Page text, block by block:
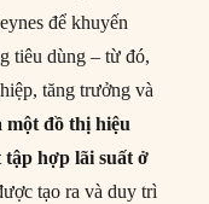
để khuyến
tiêu dùng – từ đó,
tăng trưởng và
một đồ thị hiệu
tập hợp lãi suất ở
tạo ra và duy trì